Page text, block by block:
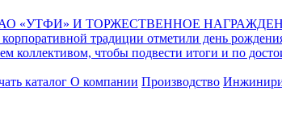
«УТФИ» И ТОРЖЕСТВЕННОЕ
традиции отметили день
коллективом, чтобы подвести итоги и по
каталог О компании Производство